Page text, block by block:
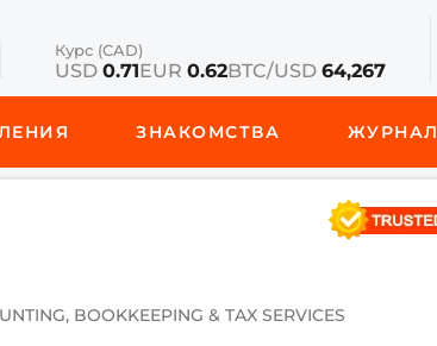
Курс (CAD)
USD0.71EUR0.62BTC/USD64,267
ЗНАКОМСТВА ЖУРНАЛ
BOOKKEEPING & TAX SERVICES